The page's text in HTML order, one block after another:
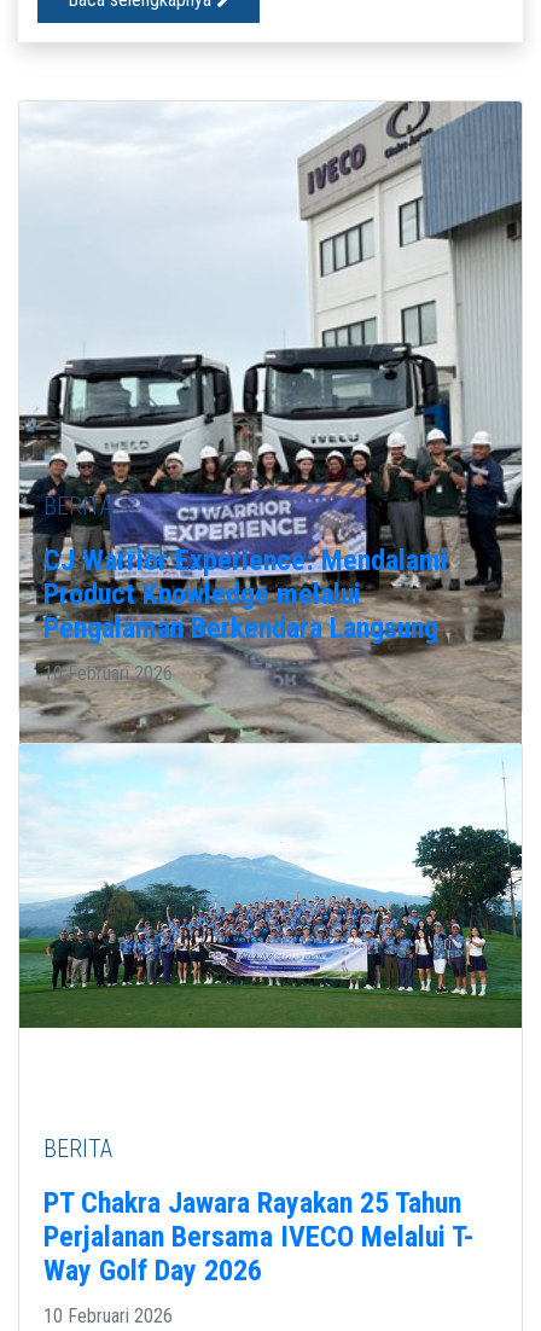
BERITA
CJ Warrior Experience: Mendalami
Product Knowledge melalui
Pengalaman Berkendara Langsung
10 Februari 2026
BERITA
PT Chakra Jawara Rayakan 25 Tahun
Perjalanan Bersama IVECO Melalui T-
Way Golf Day 2026
10 Februari 2026